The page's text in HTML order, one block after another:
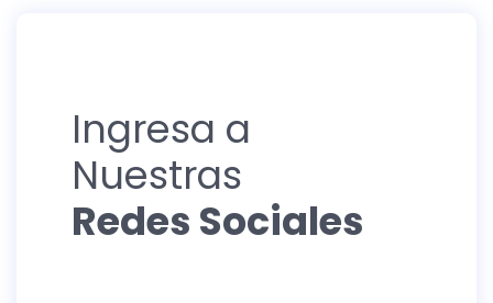
Ingresa a
Nuestras
Redes Sociales